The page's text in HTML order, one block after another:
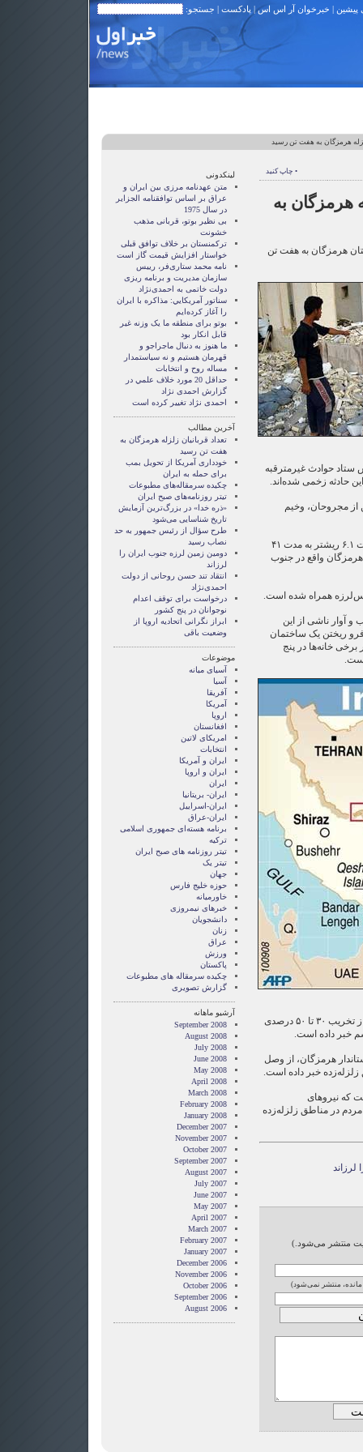
پیشین | خبرخوان آر اس اس| پادکست | جستجو:
هرمزگان به هفت تن رسید
• چاپ کنید
هرمزگان به
هرمزگان به هفت تن
ستاد حوادث غیرمترقبه
از مجروحان، وخیم
عصر دیروز، زمین‌لرزه‌ای به قدرت ۶.۱ ریشتر به مدت ۴۱
هرمزگان واقع در جنوب
پس‌لرزه همراه شده است.
و آوار ناشی از این
فرو ریختن یک ساختمان
خانه‌ها در پنج
خبرگزاری ایرنا نیز در گزارشی، از تخریب ۳۰ تا ۵۰ درصدی
هرمزگان، از وصل
خبر داده است.
که نیروهای
در مناطق زلزله‌زده
لرزاند
منتشر می‌شود.)
مانده، منتشر نمی‌شود)
لینکدونی
متن عهدنامه مرزى بين ايران و
عراق بر اساس توافقنامه الجزاير
در سال 1975
بی نظیر بوتو، قربانی مذهب
خشونت
ترکمنستان بر خلاف توافق قبلی
خواستار افزایش قیمت گاز است
نامه محمد ستاری‌فر، رییس
سازمان مدیریت و برنامه ریزی
دولت خاتمی به احمدی‌نژاد
سناتور آمريکايي: مذاکره با ايران
را آغاز کرده‌ايم
بوتو برای منطقه ما یک وزنه غیر
قابل انکار بود
ما هنوز به دنبال ماجراجو و
قهرمان هستيم و نه سياستمدار
مساله روح و انتخابات
حداقل 20 مورد خلاف علمي در
گزارش احمدی نژاد
احمدی نژاد تغییر کرده است
آخرین مطالب
تعداد قربانیان زلزله هرمزگان به
هفت تن رسید
خودداری آمریکا از تحویل بمب
برای حمله به ایران
چکیده سرمقاله‌های مطبوعات
تیتر روزنامه‌های صبح ایران
«ذره خدا» در بزرگ‌ترین آزمایش
تاریخ شناسایی می‌شود
طرح سؤال از رئیس جمهور به حد
نصاب رسید
دومین زمین لرزه جنوب ایران را
لرزاند
انتقاد تند حسن روحانی از دولت
احمدی‌نژاد
درخواست برای توقف اعدام
نوجوانان در پنج کشور
ابراز نگرانی اتحادیه اروپا از
وضعیت باقی
موضوعات
آسيای ميانه
آسیا
آفریقا
آمریکا
اروپا
افغانستان
امریکای لاتین
انتخابات
ايران و آمريکا
ايران و اروپا
ایران
ایران- بریتانیا
ایران-اسراییل
ایران-عراق
برنامه هسته‌ای جمهوری اسلامی
ترکیه
تیتر روزنامه های صبح ایران
تیتر یک
جهان
حوزه خلیج فارس
خاورمیانه
خبرهای نیمروزی
دانشجویان
زنان
عراق
ورزش
پاکستان
چکیده سرمقاله های مطبوعات
گزارش تصويری
آرشیو ماهانه
September 2008
August 2008
July 2008
June 2008
May 2008
April 2008
March 2008
February 2008
January 2008
December 2007
November 2007
October 2007
September 2007
August 2007
July 2007
June 2007
May 2007
April 2007
March 2007
February 2007
January 2007
December 2006
November 2006
October 2006
September 2006
August 2006